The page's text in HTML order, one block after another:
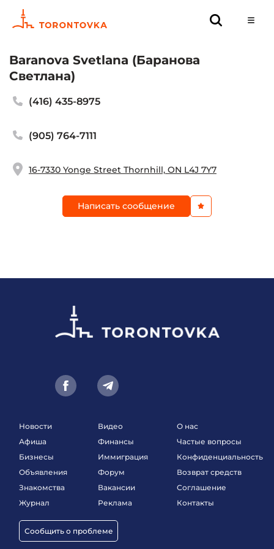
Baranova Svetlana (Баранова
Светлана)
(416) 435-8975
(905) 764-7111
16-7330 Yonge Street Thornhill, ON L4J 7Y7
Написать сообщение
Новости
Афиша
Бизнесы
Объявления
Знакомства
Журнал
Сообщить о проблеме
Видео
Финансы
Иммиграция
Форум
Вакансии
Реклама
О нас
Частые вопросы
Конфиденциальность
Возврат средств
Соглашение
Контакты